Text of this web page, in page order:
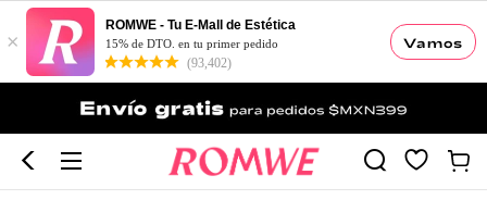
Vamos
×
ROMWE - Tu E-Mall de Estética
15% de DTO. en tu primer pedido
(93,402)